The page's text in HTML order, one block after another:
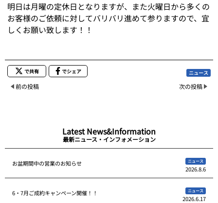
明日は月曜の定休日となりますが、また火曜日から多くの
お客様のご依頼に対してバリバリ進めて参りますので、宜
しくお願い致します！！
で共有 でシェア ニュース
前の投稿 次の投稿
Latest News&Information
最新ニュース・インフォメーション
お盆期間中の営業のお知らせ ニュース
2026.8.6
6・7月ご成約キャンペーン開催！！ ニュース
2026.6.17